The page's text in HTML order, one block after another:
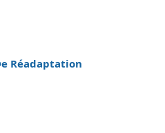
Réadaptation